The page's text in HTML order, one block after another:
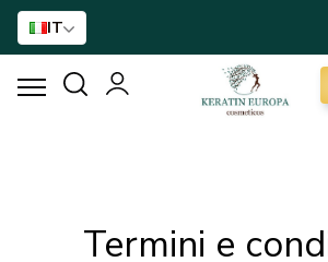
IT
CORSO DI STIRATURA DEI CAPELLI
Termini e